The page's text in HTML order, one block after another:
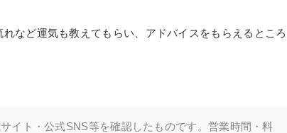
など運気も教えてもらい、アドバイスをもらえるところ
イト・公式SNS等を確認したものです。営業時間・料